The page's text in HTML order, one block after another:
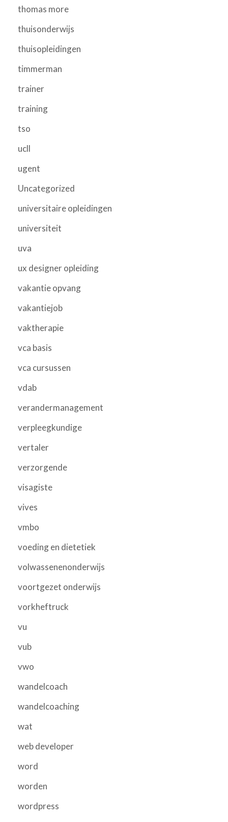
thomas more
thuisonderwijs
thuisopleidingen
timmerman
trainer
training
tso
ucll
ugent
Uncategorized
universitaire opleidingen
universiteit
uva
ux designer opleiding
vakantie opvang
vakantiejob
vaktherapie
vca basis
vca cursussen
vdab
verandermanagement
verpleegkundige
vertaler
verzorgende
visagiste
vives
vmbo
voeding en dietetiek
volwassenenonderwijs
voortgezet onderwijs
vorkheftruck
vu
vub
vwo
wandelcoach
wandelcoaching
wat
web developer
word
worden
wordpress